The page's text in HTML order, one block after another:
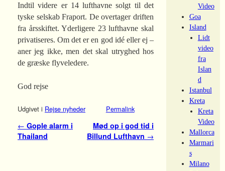
Indtil videre er 14 lufthavne solgt til det
tyske selskab Fraport. De overtager driften
fra årsskiftet. Yderligere 23 lufthavne skal
privatiseres. Om det er en god idé eller ej –
aner jeg ikke, men det skal utryghed hos
de græske flyveledere.
God rejse
Udgivet i Rejse nyheder Permalink
Indlæg navigation
← Gople alarm i
Thailand
Mød op i god tid i
Billund Lufthavn →
Video
Goa
Island
Lidt
video
fra
Islan
d
Istanbul
Kreta
Kreta
Video
Mallorca
Marmari
s
Milano